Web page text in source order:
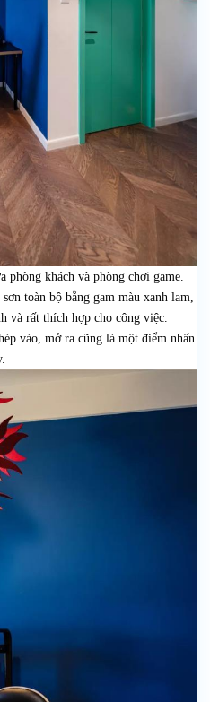
khách và phòng chơi game.
toàn bộ bằng gam màu xanh lam,
và rất thích hợp cho công việc.
vào, mở ra cũng là một điểm nhấn